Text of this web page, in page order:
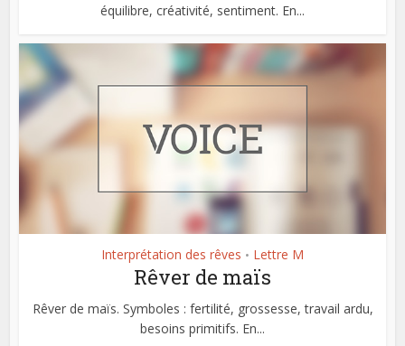
équilibre, créativité, sentiment. En...
Interprétation des rêves • Lettre M
Rêver de maïs
Rêver de maïs. Symboles : fertilité, grossesse, travail ardu,
besoins primitifs. En...